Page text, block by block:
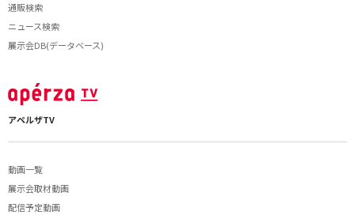
通販検索
ニュース検索
展示会DB(データベース)
アペルザTV
動画一覧
展示会取材動画
配信予定動画